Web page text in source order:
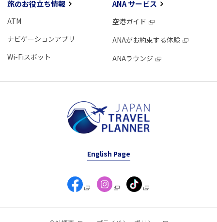
旅のお役立ち情報
ATM
ナビゲーションアプリ
Wi-Fiスポット
ANA サービス
空港ガイド
ANAがお約束する体験
ANAラウンジ
English Page